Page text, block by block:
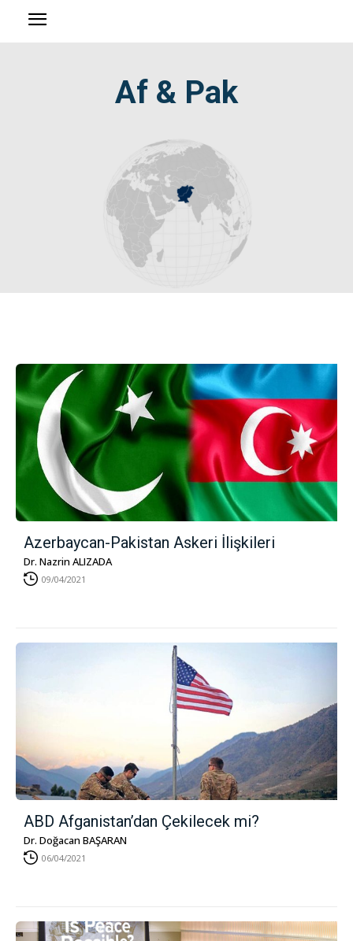
Af & Pak
Azerbaycan-Pakistan Askeri İlişkileri
Dr. Nazrin ALIZADA
09/04/2021
ABD Afganistan’dan Çekilecek mi?
Dr. Doğacan BAŞARAN
06/04/2021